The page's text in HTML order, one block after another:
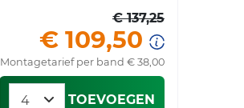
€ 137,25
€ 109,50
Montagetarief per band € 38,00
TOEVOEGEN